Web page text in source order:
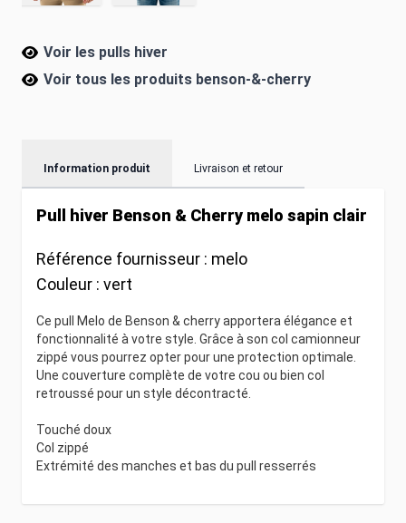
Voir les pulls hiver
Voir tous les produits benson-&-cherry
Information produit Livraison et retour
Pull hiver Benson & Cherry melo sapin clair
Référence fournisseur : melo
Couleur : vert
Ce pull Melo de Benson & cherry apportera élégance et
fonctionnalité à votre style. Grâce à son col camionneur
zippé vous pourrez opter pour une protection optimale.
Une couverture complète de votre cou ou bien col
retroussé pour un style décontracté.
Touché doux
Col zippé
Extrémité des manches et bas du pull resserrés